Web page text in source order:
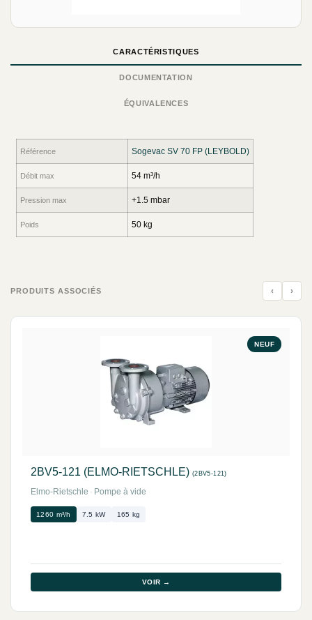
CARACTÉRISTIQUES
DOCUMENTATION
ÉQUIVALENCES
Référence Sogevac SV 70 FP (LEYBOLD)
Débit max 54 m³/h
Pression max +1.5 mbar
Poids 50 kg
PRODUITS ASSOCIÉS ‹ ›
NEUF
2BV5-121 (ELMO-RIETSCHLE) (2BV5-121)
Elmo-Rietschle · Pompe à vide
1260 m³/h 7.5 kW 165 kg
VOIR →